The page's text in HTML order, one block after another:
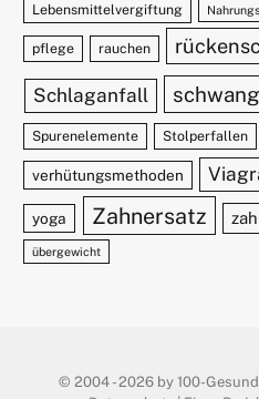
Lebensmittelvergiftung
pflege rauchen
Schlaganfall
Spurenelemente Stolperfallen
verhütungsmethoden
yoga Zahnersatz
übergewicht
© 2004 - 2026 by 100-